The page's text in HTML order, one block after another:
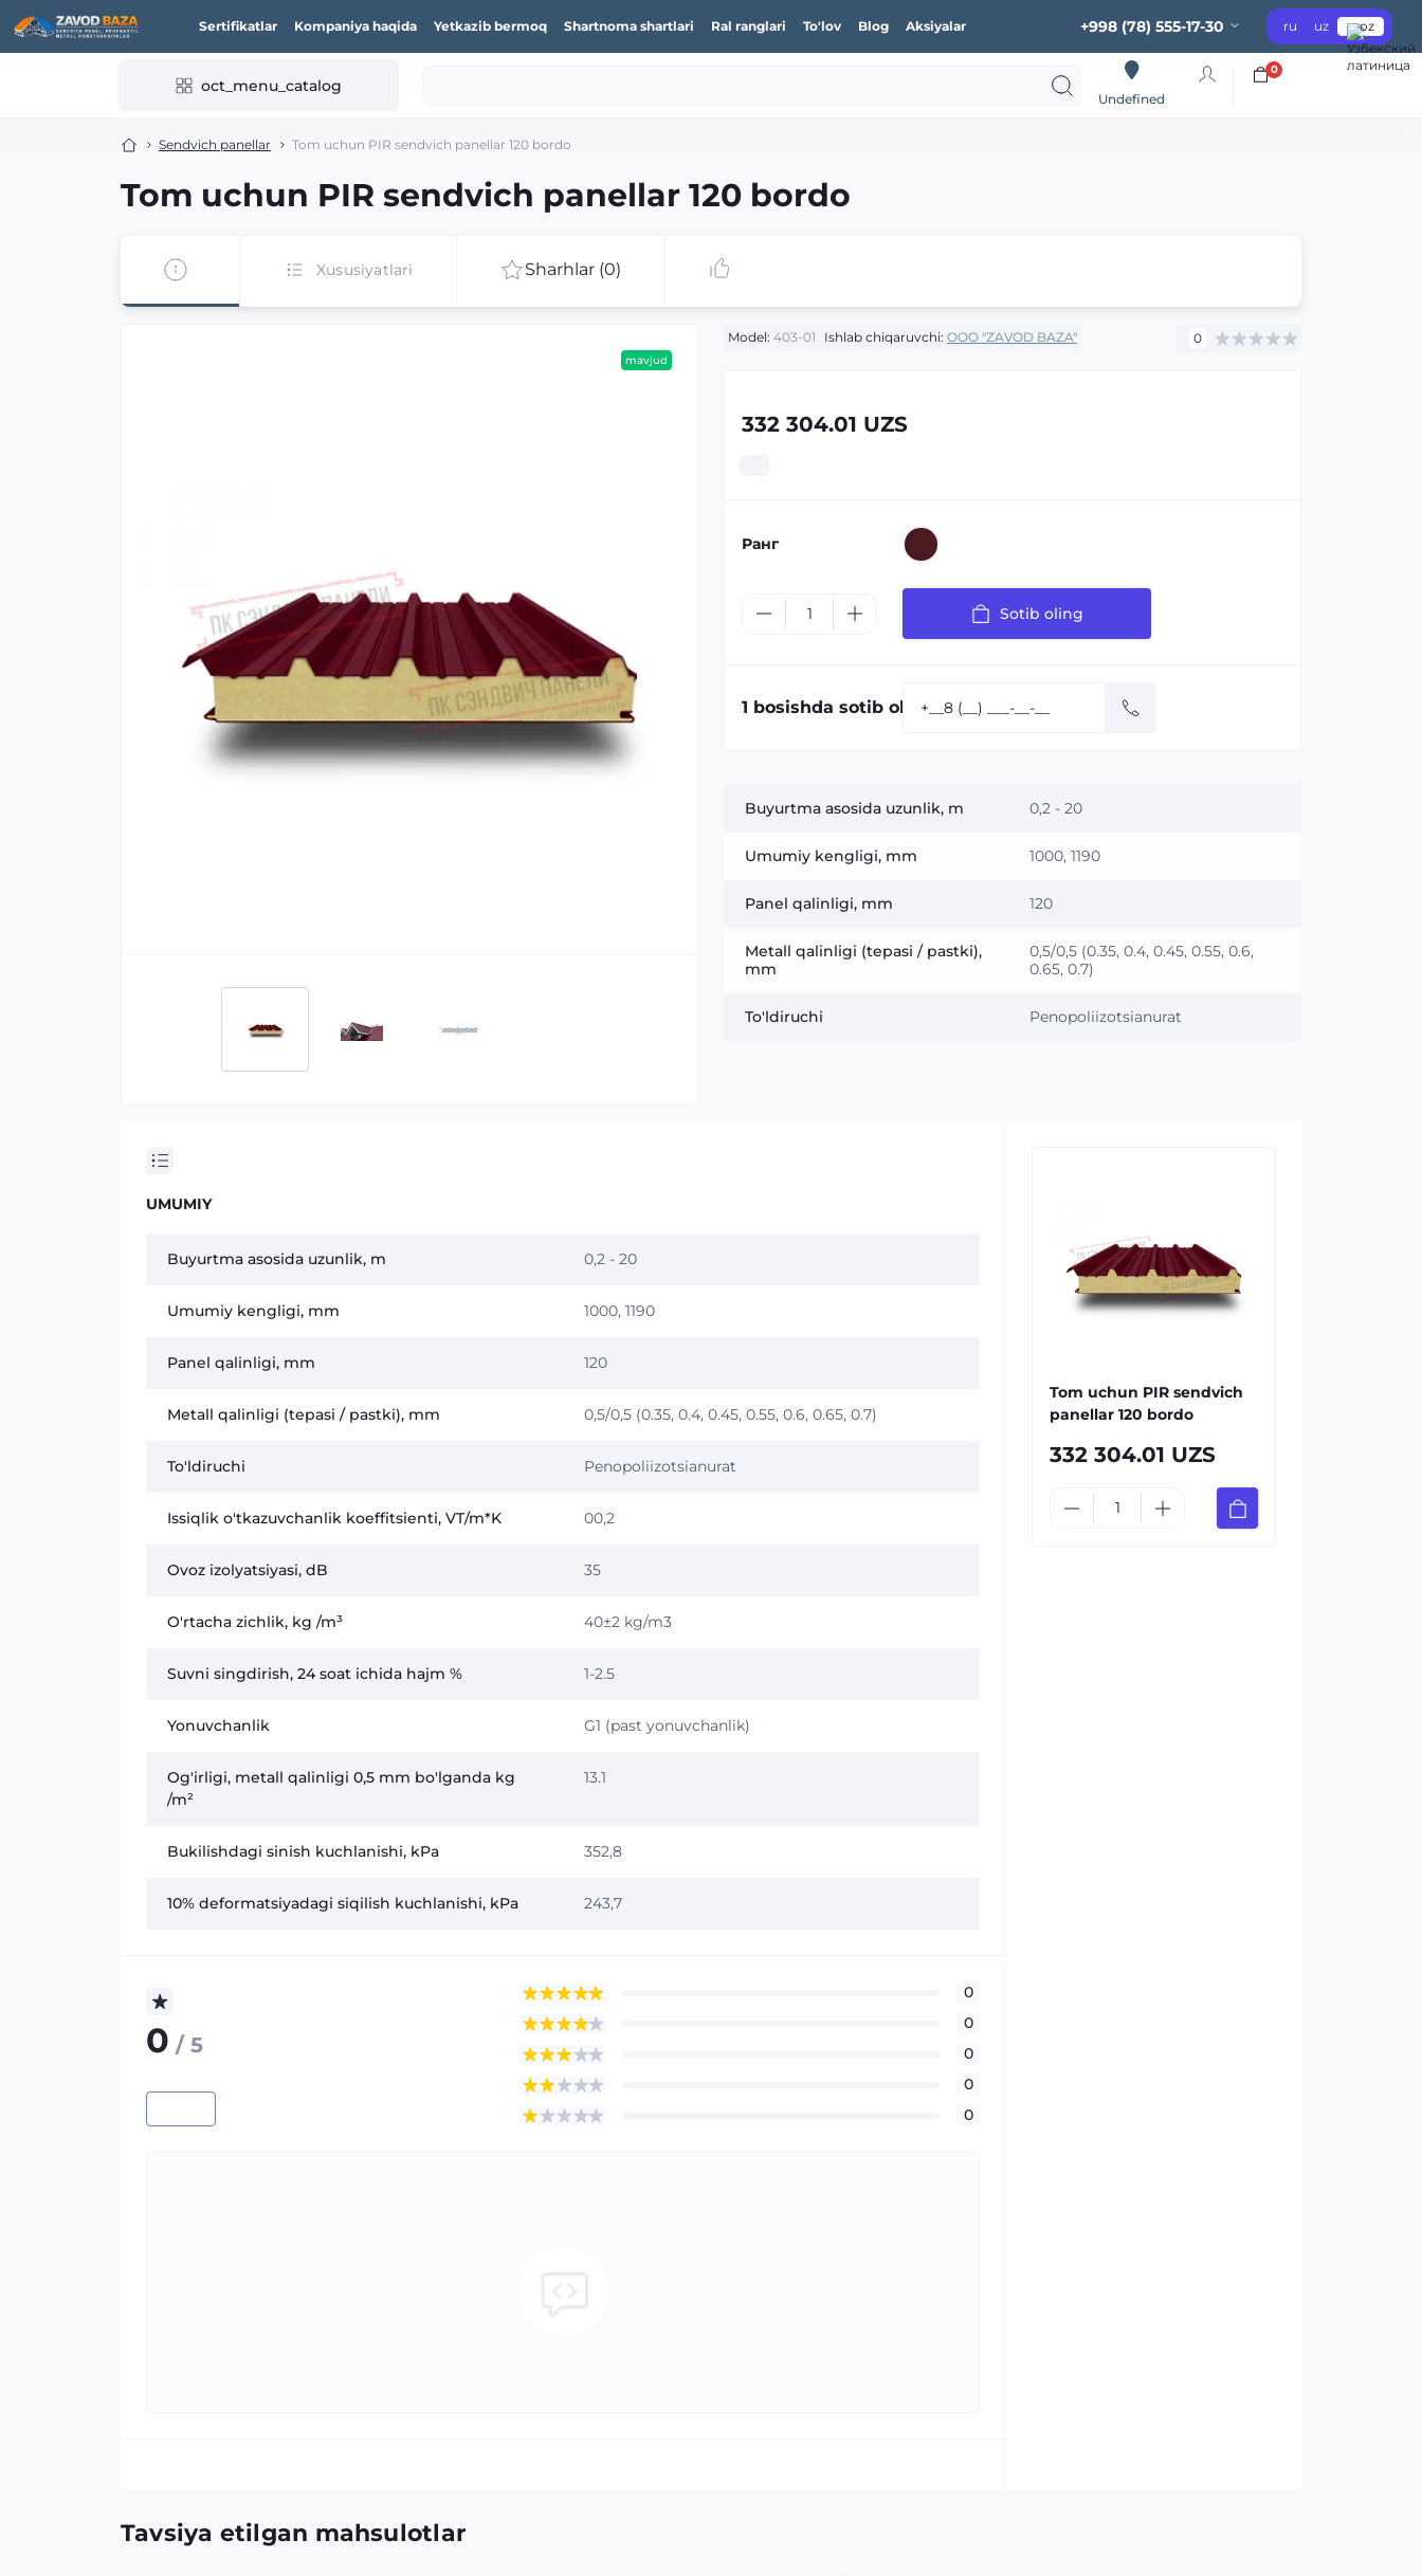
Sertifikatlar Kompaniya haqida Yetkazib bermoq Shartnoma shartlari Ral ranglari To'lov Blog Aksiyalar +998 (78) 555-17-30 ru uz oz
oct_menu_catalog
Undefined
0
Sendvich panellar Tom uchun PIR sendvich panellar 120 bordo
Tom uchun PIR sendvich panellar 120 bordo
Xususiyatlari Sharhlar (0)
mavjud
Model: 403-01 Ishlab chiqaruvchi: OOO "ZAVOD BAZA" 0
332 304.01 UZS
Ранг
Sotib oling
1 bosishda sotib olish:
Buyurtma asosida uzunlik, m 0,2 - 20
Umumiy kengligi, mm 1000, 1190
Panel qalinligi, mm 120
Metall qalinligi (tepasi / pastki),
mm
0,5/0,5 (0.35, 0.4, 0.45, 0.55, 0.6,
0.65, 0.7)
To'ldiruchi Penopoliizotsianurat
UMUMIY
Buyurtma asosida uzunlik, m 0,2 - 20
Umumiy kengligi, mm 1000, 1190
Panel qalinligi, mm 120
Metall qalinligi (tepasi / pastki), mm 0,5/0,5 (0.35, 0.4, 0.45, 0.55, 0.6, 0.65, 0.7)
To'ldiruchi Penopoliizotsianurat
Issiqlik o'tkazuvchanlik koeffitsienti, VT/m*K 00,2
Ovoz izolyatsiyasi, dB 35
O'rtacha zichlik, kg /m³ 40±2 kg/m3
Suvni singdirish, 24 soat ichida hajm % 1-2.5
Yonuvchanlik G1 (past yonuvchanlik)
Og'irligi, metall qalinligi 0,5 mm bo'lganda kg
/m²
13.1
Bukilishdagi sinish kuchlanishi, kPa 352,8
10% deformatsiyadagi siqilish kuchlanishi, kPa 243,7
0 / 5
0
0
0
0
0
Tom uchun PIR sendvich
panellar 120 bordo
332 304.01 UZS
Tavsiya etilgan mahsulotlar